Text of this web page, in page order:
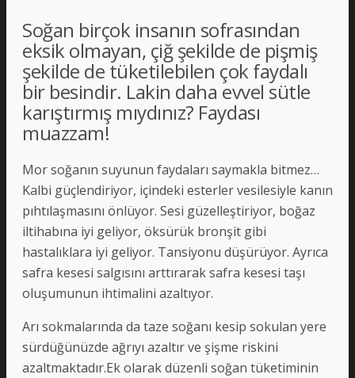
Soğan birçok insanın sofrasından
eksik olmayan, çiğ şekilde de pişmiş
şekilde de tüketilebilen çok faydalı
bir besindir. Lakin daha evvel sütle
karıştırmış mıydınız? Faydası
muazzam!
Mor soğanın suyunun faydaları saymakla bitmez…
Kalbi güçlendiriyor, içindeki esterler vesilesiyle kanın
pıhtılaşmasını önlüyor. Sesi güzelleştiriyor, boğaz
iltihabına iyi geliyor, öksürük bronşit gibi
hastalıklara iyi geliyor. Tansiyonu düşürüyor. Ayrıca
safra kesesi salgısını arttırarak safra kesesi taşı
oluşumunun ihtimalini azaltıyor.
Arı sokmalarında da taze soğanı kesip sokulan yere
sürdüğünüzde ağrıyı azaltır ve şişme riskini
azaltmaktadır.Ek olarak düzenli soğan tüketiminin